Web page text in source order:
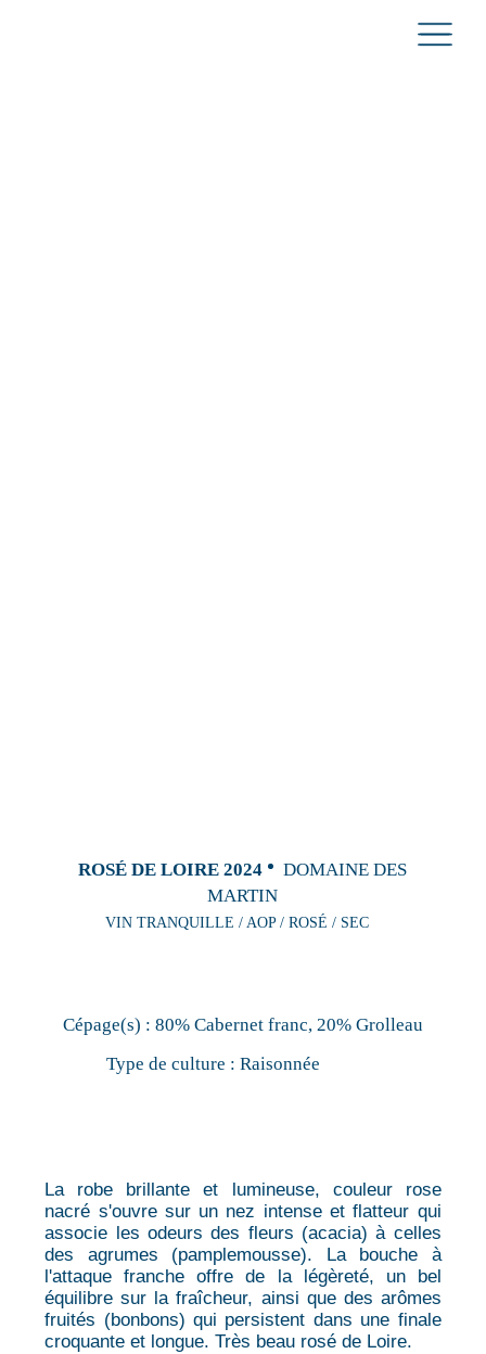
ROSÉ DE LOIRE 2024
DOMAINE DES
MARTIN
VIN TRANQUILLE / AOP / ROSÉ / SEC
Cépage(s) : 80% Cabernet franc, 20% Grolleau
Type de culture : Raisonnée
La robe brillante et lumineuse, couleur rose
nacré s'ouvre sur un nez intense et flatteur qui
associe les odeurs des fleurs (acacia) à celles
des agrumes (pamplemousse). La bouche à
l'attaque franche offre de la légèreté, un bel
équilibre sur la fraîcheur, ainsi que des arômes
fruités (bonbons) qui persistent dans une finale
croquante et longue. Très beau rosé de Loire.